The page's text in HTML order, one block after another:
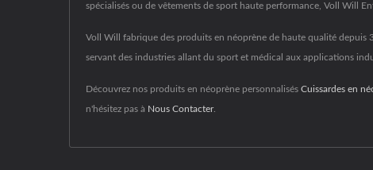
spécialisés ou de vêtements de sport haute performance, Voll Will
Voll Will fabrique des produits en néoprène de haute qualité depuis
servant des industries allant du sport et médical aux applications
Découvrez nos produits en néoprène personnalisés Cuissardes en
n'hésitez pas à Nous Contacter.